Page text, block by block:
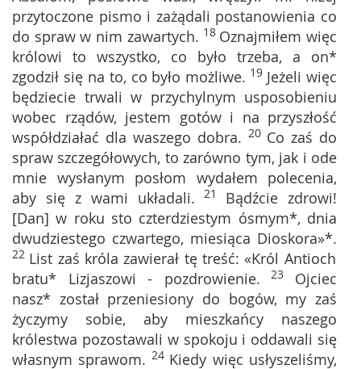
przytoczone pismo i zażądali postanowienia co
do spraw w nim zawartych. 18 Oznajmiłem więc
królowi to wszystko, co było trzeba, a on*
zgodził się na to, co było możliwe. 19 Jeżeli więc
będziecie trwali w przychylnym usposobieniu
wobec rządów, jestem gotów i na przyszłość
współdziałać dla waszego dobra. 20 Co zaś do
spraw szczegółowych, to zarówno tym, jak i ode
mnie wysłanym posłom wydałem polecenia,
aby się z wami układali. 21 Bądźcie zdrowi!
[Dan] w roku sto czterdziestym ósmym*, dnia
dwudziestego czwartego, miesiąca Dioskora»*.
22 List zaś króla zawierał tę treść: «Król Antioch
bratu* Lizjaszowi - pozdrowienie. 23 Ojciec
nasz* został przeniesiony do bogów, my zaś
życzymy sobie, aby mieszkańcy naszego
królestwa pozostawali w spokoju i oddawali się
własnym sprawom. 24 Kiedy więc usłyszeliśmy,